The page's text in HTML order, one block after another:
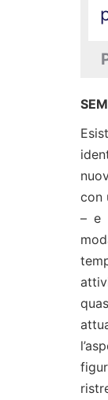
con
– e